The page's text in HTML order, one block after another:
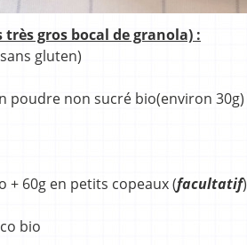
gros bocal de granola) :
gluten)
poudre non sucré bio(environ 30g)
+ 60g en petits copeaux (facultatif)
bio